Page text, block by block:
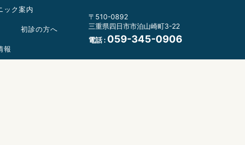
ック案内
初診の方へ
報
〒510-0892
三重県四日市市泊山崎町3-22
電話 : 059-345-0906